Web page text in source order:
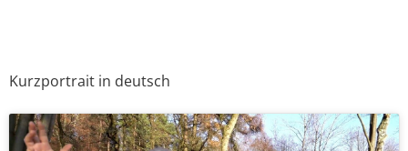
Kurzportrait in deutsch